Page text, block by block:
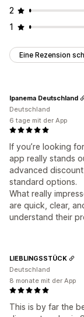
2
1
Eine Rezension
If you’re looking
app really stands
advanced
standard options.
What really
are quick, clear,
understand their
Ipanema Deutschland
Deutschland
6 tage mit der App
This is by far the
LIEBLINGSSTÜCK
Deutschland
8 monate mit der App